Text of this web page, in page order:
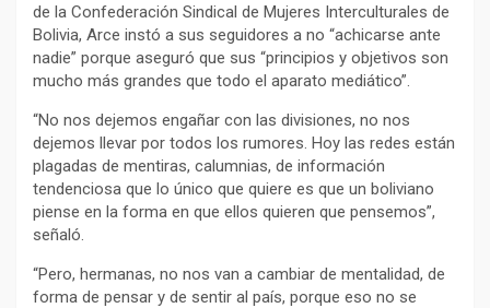
de la Confederación Sindical de Mujeres Interculturales de
Bolivia, Arce instó a sus seguidores a no “achicarse ante
nadie” porque aseguró que sus “principios y objetivos son
mucho más grandes que todo el aparato mediático”.
“No nos dejemos engañar con las divisiones, no nos
dejemos llevar por todos los rumores. Hoy las redes están
plagadas de mentiras, calumnias, de información
tendenciosa que lo único que quiere es que un boliviano
piense en la forma en que ellos quieren que pensemos”,
señaló.
“Pero, hermanas, no nos van a cambiar de mentalidad, de
forma de pensar y de sentir al país, porque eso no se